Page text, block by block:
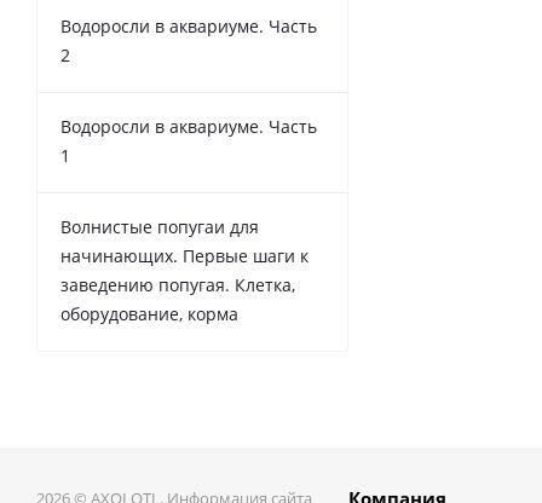
Водоросли в аквариуме. Часть
2
Водоросли в аквариуме. Часть
1
Волнистые попугаи для
начинающих. Первые шаги к
заведению попугая. Клетка,
оборудование, корма
2026 © AXOLOTL. Информация сайта Компания